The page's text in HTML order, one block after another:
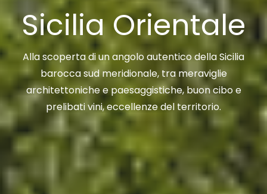
Sicilia Orientale
Alla scoperta di un angolo autentico della Sicilia
barocca sud meridionale, tra meraviglie
architettoniche e paesaggistiche, buon cibo e
prelibati vini, eccellenze del territorio.